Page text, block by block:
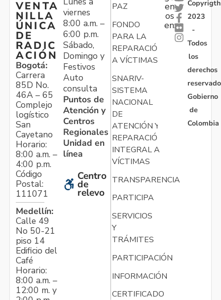
VENTA
NILLA
ÚNICA
DE
RADIC
ACIÓN
Bogotá:
Carrera
85D No.
46A – 65
Complejo
logístico
San
Cayetano
Horario:
8:00 a.m. –
4:00 p.m.
Código
Postal:
111071
Medellín:
Calle 49
No 50-21
piso 14
Edificio del
Café
Horario:
8:00 a.m. –
12:00 m. y
viernes
8:00 a.m. –
6:00 p.m.
Sábado,
Domingo y
Festivos
Auto
consulta
Puntos de
Atención y
Centros
Regionales
Unidad en
línea
Centro
de
relevo
PAZ
FONDO
PARA LA
REPARACIÓN
A VÍCTIMAS
SNARIV-
SISTEMA
NACIONAL
DE
ATENCIÓN Y
REPARACIÓN
INTEGRAL A
VÍCTIMAS
TRANSPARENCIA
PARTICIPA
SERVICIOS
Y
TRÁMITES
PARTICIPACIÓN
INFORMACIÓN
CERTIFICADO
en
os
en:
Copyrigth
2023
-
Todos
los
derechos
Gobierno
de
Colombia